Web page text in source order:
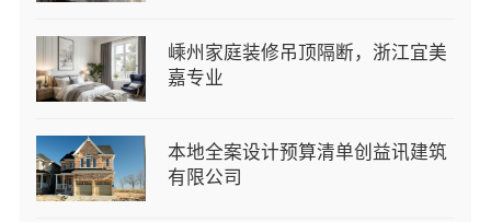
嵊州家庭装修吊顶隔断，浙江宜美
嘉专业
本地全案设计预算清单创益讯建筑
有限公司